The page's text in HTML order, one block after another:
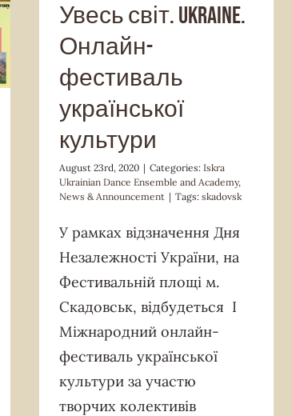
Увесь світ. Ukraine.
Онлайн-
фестиваль
української
культури
August 23rd, 2020 | Categories: Iskra
Ukrainian Dance Ensemble and Academy,
News & Announcement | Tags: skadovsk
У рамках відзначення Дня
Незалежності України, на
Фестивальній площі м.
Скадовськ, відбудеться І
Міжнародний онлайн-
фестиваль української
культури за участю
творчих колективів